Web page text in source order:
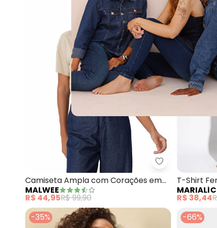
Malwee -
Camiseta Ampla com Corações em
Paetê (Areia)
MALWEE
R$ 44,95R$ 99,90
T-Shirt
(Bege)
R$ 38,44
-35%
-66%